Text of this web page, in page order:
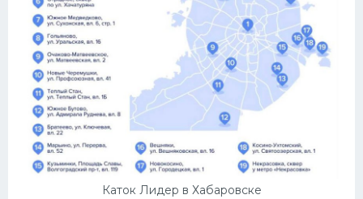
Каток Лидер в Хабаровске